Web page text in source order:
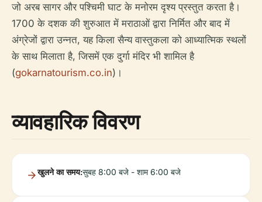
जो अरब सागर और पश्चिमी घाट के मनोरम दृश्य प्रस्तुत करता है।
1700 के दशक की शुरुआत में मराठाओं द्वारा निर्मित और बाद में
अंग्रेजों द्वारा उन्नत, यह किला सैन्य वास्तुकला को आध्यात्मिक स्थलों
के साथ मिलाता है, जिसमें एक दुर्गा मंदिर भी शामिल है
(gokarnatourism.co.in)।
व्यावहारिक विवरण
खुलने का समय:सुबह 8:00 बजे - शाम 6:00 बजे